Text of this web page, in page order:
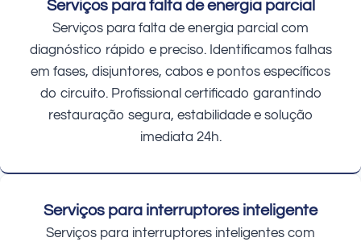
Serviços para falta de energia parcial
Serviços para falta de energia parcial com
diagnóstico rápido e preciso. Identificamos falhas
em fases, disjuntores, cabos e pontos específicos
do circuito. Profissional certificado garantindo
restauração segura, estabilidade e solução
imediata 24h.
Serviços para interruptores inteligente
Serviços para interruptores inteligentes com